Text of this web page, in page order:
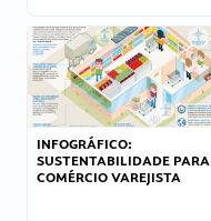
INFOGRÁFICO:
SUSTENTABILIDADE PARA
COMÉRCIO VAREJISTA